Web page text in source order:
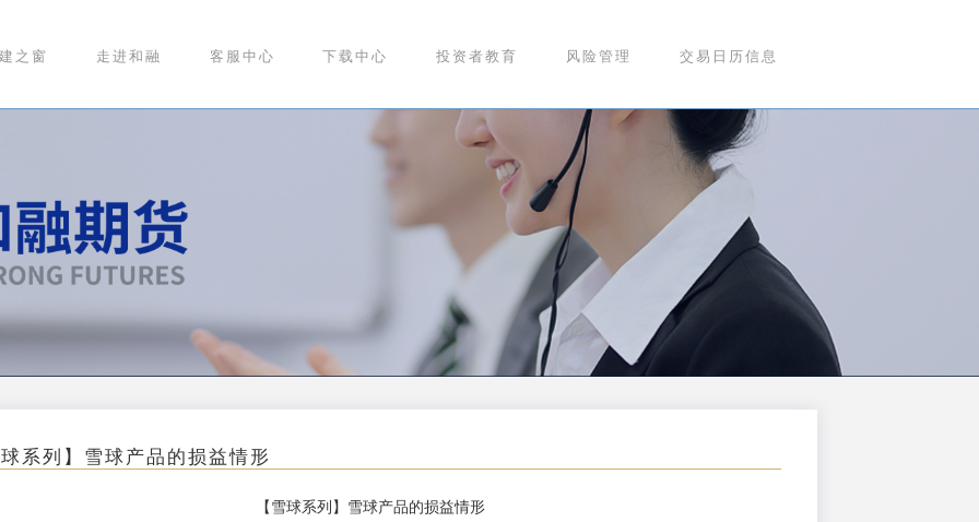
之窗 走进和融 客服中心 下载中心 投资者教育 风险管理 交易日历信息
球系列】雪球产品的损益情形
【雪球系列】雪球产品的损益情形